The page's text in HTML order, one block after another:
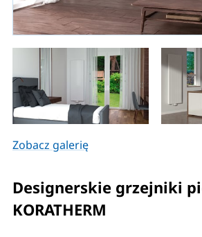
Zobacz galerię
Designerskie grzejniki
KORATHERM